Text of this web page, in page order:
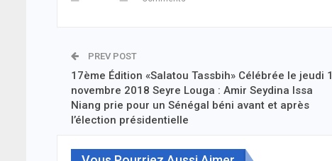
PREV POST
17ème Édition «Salatou Tassbih» Célébrée le jeudi 1
novembre 2018 Seyre Louga : Amir Seydina Issa
Niang prie pour un Sénégal béni avant et après
l’élection présidentielle